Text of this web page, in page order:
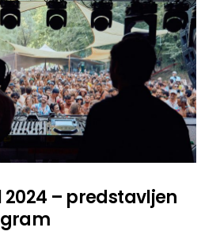
2024 – predstavljen